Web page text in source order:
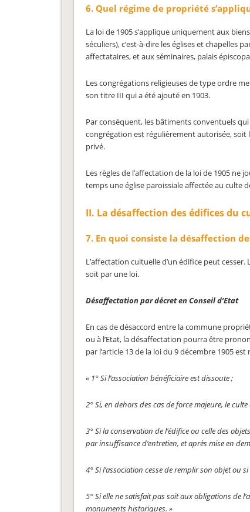
6. Quel régime de propriété
La loi de 1905 s’applique uniquement aux
séculiers), c’est-à-dire les églises et chapelles
affectataires, et aux séminaires, palais
Les congrégations religieuses de type ordre
son titre III qui a été ajouté en 1903.
Par conséquent, les bâtiments conventuels
congrégation est régulièrement autorisée,
privé.
Les règles de l’affectation de la loi de 1905 ne
temps une église paroissiale affectée au culte
II. La désaffection des édifices du
7. En quoi consiste la désaffection
L’affectation cultuelle d’un édifice peut
soit par une loi.
Désaffectation par décret en Conseil d’Etat
En cas de désaccord entre la commune
ou à l’Etat, la désaffectation pourra être
par l’article 13 de la loi du 9 décembre 1905 est
« 1° Si l’association bénéficiaire est dissoute ;
2° Si, en dehors des cas de force majeure, le
3° Si la conservation de l’édifice ou celle des
par insuffisance d’entretien, et après mise en
4° Si l’association cesse de remplir son objet ou
5° Si elle ne satisfait pas soit aux obligations de
monuments historiques. »